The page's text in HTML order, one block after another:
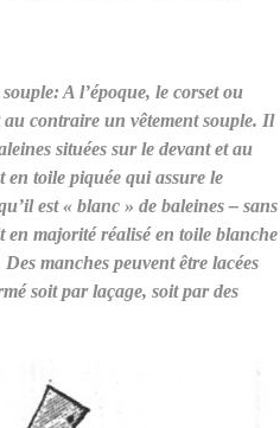
A l’époque, le corset ou
au contraire un vêtement souple. Il
situées sur le devant et au
en toile piquée qui assure le
est « blanc » de baleines – sans
en majorité réalisé en toile blanche
manches peuvent être lacées
soit par laçage, soit par des